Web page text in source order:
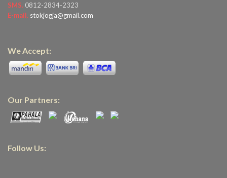
SMS. 0812-2834-2323
E-mail. stokjogja@gmail.com
We Accept:
Our Partners:
Follow Us: